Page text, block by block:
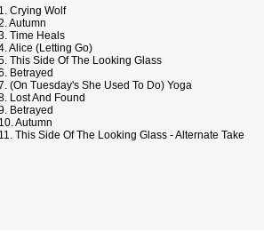
1. Crying Wolf
Autumn
Time Heals
Alice (Letting Go)
This Side Of The Looking Glass
Betrayed
(On Tuesday's She Used To Do) Yoga
Lost And Found
Betrayed
10. Autumn
11. This Side Of The Looking Glass - Alternate Take